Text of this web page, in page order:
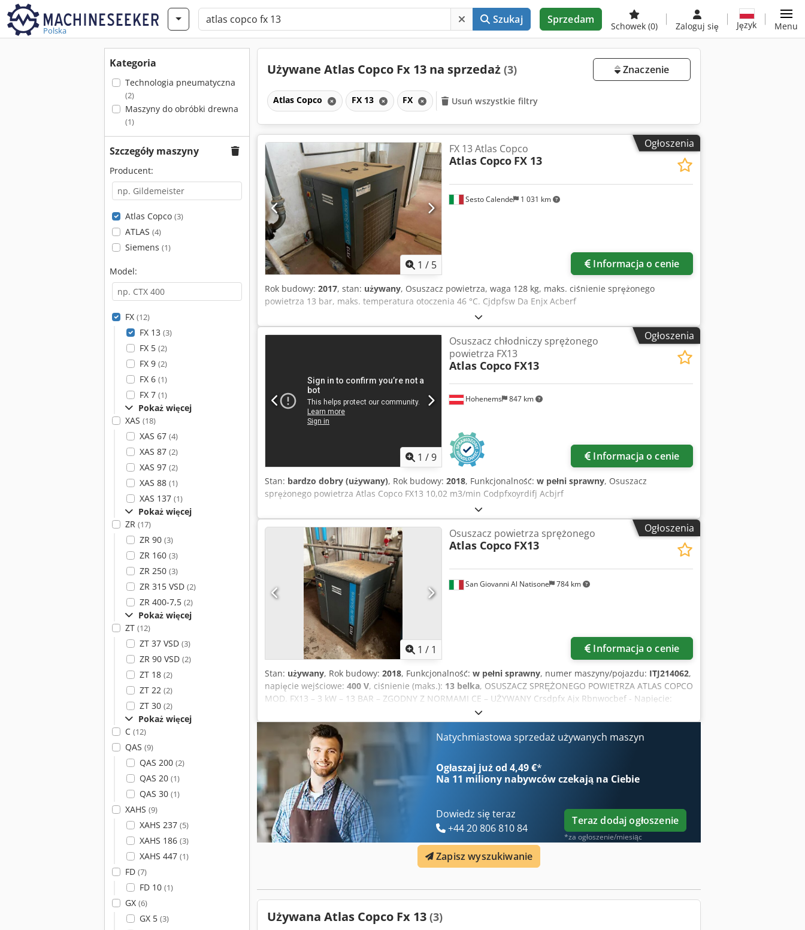
Polska
Szukaj Sprzedam
Schowek (0) Zaloguj się Język Menu
Kategoria
Technologia pneumatyczna
(2)
Maszyny do obróbki drewna
(1)
Szczegóły maszyny
Producent:
Atlas Copco (3)
ATLAS (4)
Siemens (1)
Model:
FX (12)
FX 13 (3)
FX 5 (2)
FX 9 (2)
FX 6 (1)
FX 7 (1)
Pokaż więcej
XAS (18)
XAS 67 (4)
XAS 87 (2)
XAS 97 (2)
XAS 88 (1)
XAS 137 (1)
Pokaż więcej
ZR (17)
ZR 90 (3)
ZR 160 (3)
ZR 250 (3)
ZR 315 VSD (2)
ZR 400-7,5 (2)
Pokaż więcej
ZT (12)
ZT 37 VSD (3)
ZR 90 VSD (2)
ZT 18 (2)
ZT 22 (2)
ZT 30 (2)
Pokaż więcej
C (12)
QAS (9)
QAS 200 (2)
QAS 20 (1)
QAS 30 (1)
XAHS (9)
XAHS 237 (5)
XAHS 186 (3)
XAHS 447 (1)
FD (7)
FD 10 (1)
GX (6)
GX 5 (3)
Używane Atlas Copco Fx 13 na sprzedaż (3) Znaczenie
Atlas Copco FX 13 FX Usuń wszystkie filtry
Ogłoszenia
1 / 5
Sesto Calende 1 031 km
FX 13 Atlas Copco
Atlas Copco FX 13
Informacja o cenie
Rok budowy: 2017, stan: używany, Osuszacz powietrza, waga 128 kg, maks. ciśnienie sprężonego
powietrza 13 bar, maks. temperatura otoczenia 46 °C. Cjdpfsw Da Enjx Acberf
Ogłoszenia
1 /9
Hohenems 847 km
Osuszacz chłodniczy sprężonego
powietrza FX13
Atlas Copco FX13
Informacja o cenie
Stan: bardzo dobry (używany), Rok budowy: 2018, Funkcjonalność: w pełni sprawny, Osuszacz
sprężonego powietrza Atlas Copco FX13 10,02 m3/min Codpfxoyrdifj Acbjrf
Ogłoszenia
1 / 1
San Giovanni Al Natisone 784 km
Osuszacz powietrza sprężonego
Atlas Copco FX13
Informacja o cenie
Stan: używany, Rok budowy: 2018, Funkcjonalność: w pełni sprawny, numer maszyny/pojazdu: ITJ214062,
napięcie wejściowe: 400 V, ciśnienie (maks.): 13 belka, OSUSZACZ SPRĘŻONEGO POWIETRZA ATLAS COPCO
MOD. FX13 – 3 kW – 13 BAR – ZGODNY Z NORMAMI CE – UŻYWANY Crsdpfx Ajx Rbnwocbef - Napięcie:
400/50 - Nr seryjny: ITJ214062 - Rok produkcji: 2018 *i8 - KOMPLETNY Z INSTRUKCJĄ OBSŁUGI I
DEKLARACJĄ CE
Natychmiastowa sprzedaż używanych maszyn
Ogłaszaj już od 4,49 €*
Na 11 miliony nabywcówczekają na Ciebie
Dowiedz się teraz
+44 20 806 810 84
Teraz dodaj ogłoszenie
*za ogłoszenie/miesiąc
Zapisz wyszukiwanie
Używana Atlas Copco Fx 13 (3)